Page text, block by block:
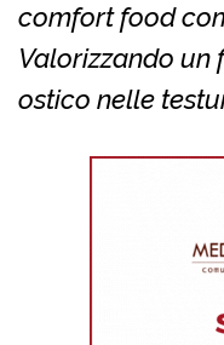
comfort food
Valorizzando
ostico nelle